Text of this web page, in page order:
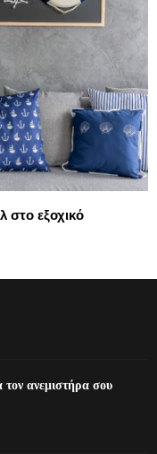
στο εξοχικό
ανεμιστήρα σου